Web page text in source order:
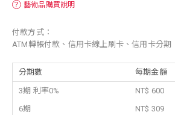
？ 藝術品購買說明
付款方式：
ATM轉帳付款、信用卡線上刷卡、信用卡分期
分期數 每期金額
3期 利率0%
NT$ 600
6期
NT$ 309